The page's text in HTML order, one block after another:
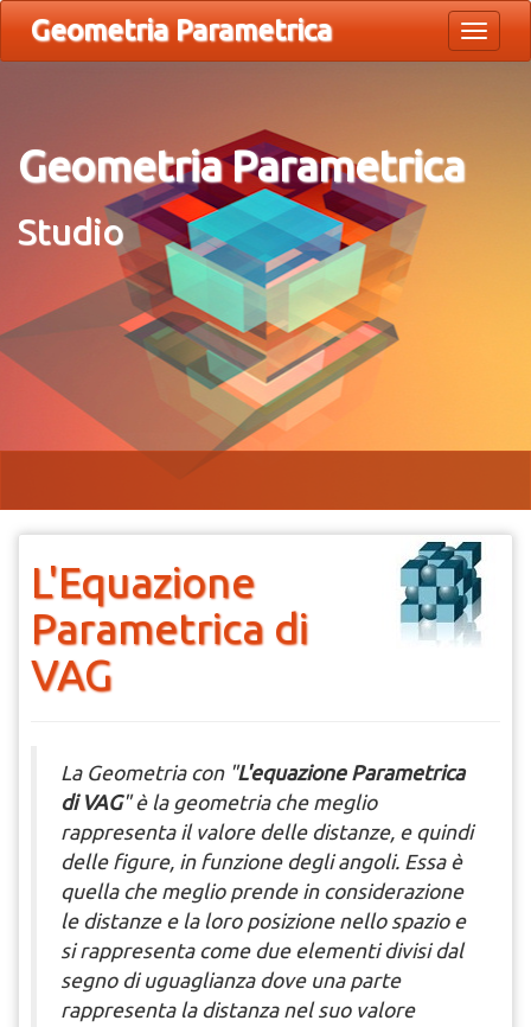
Toggle
Geometria Parametrica
Geometria Parametrica
Studio
L'Equazione
Parametrica di
VAG
La Geometria con "L'equazione Parametrica
di VAG" è la geometria che meglio
rappresenta il valore delle distanze, e quindi
delle figure, in funzione degli angoli. Essa è
quella che meglio prende in considerazione
le distanze e la loro posizione nello spazio e
si rappresenta come due elementi divisi dal
segno di uguaglianza dove una parte
rappresenta la distanza nel suo valore